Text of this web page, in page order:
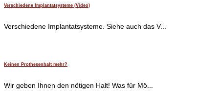
Verschiedene Implantatsysteme (Video)
Verschiedene Implantatsysteme. Siehe auch das V...
Keinen Prothesenhalt mehr?
Wir geben Ihnen den nötigen Halt! Was für Mö...